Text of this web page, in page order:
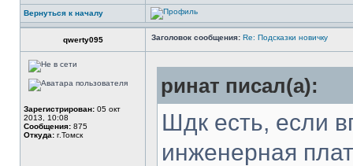
Вернуться к началу
qwerty095 Заголовок сообщения: Re: Подсказки новичку
Зарегистрирован: 05 окт
2013, 10:08
Сообщения: 875
Откуда: г.Томск
ринат писал(а):
Шдк есть, если
инженерная